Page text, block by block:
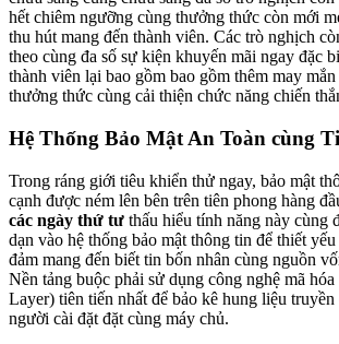
hết chiêm ngưỡng cùng thưởng thức còn mới
thu hút mang đến thành viên. Các trò nghịch
theo cùng đa số sự kiện khuyến mãi ngay đặc
thành viên lại bao gồm bao gồm thêm may
thưởng thức cùng cải thiện chức năng chiến
Hệ Thống Bảo Mật An Toàn cùng
Trong ráng giới tiêu khiển thử ngay, bảo mật
cạnh được ném lên bên trên tiên phong hàng
các ngày thứ tư thấu hiểu tính năng này cùng
dạn vào hệ thống bảo mật thông tin để thiết
đảm mang đến biết tin bốn nhân cùng nguồn
Nền tảng buộc phải sử dụng công nghệ mã
Layer) tiên tiến nhất để bảo kê hung liệu truyền
người cài đặt đặt cùng máy chủ.